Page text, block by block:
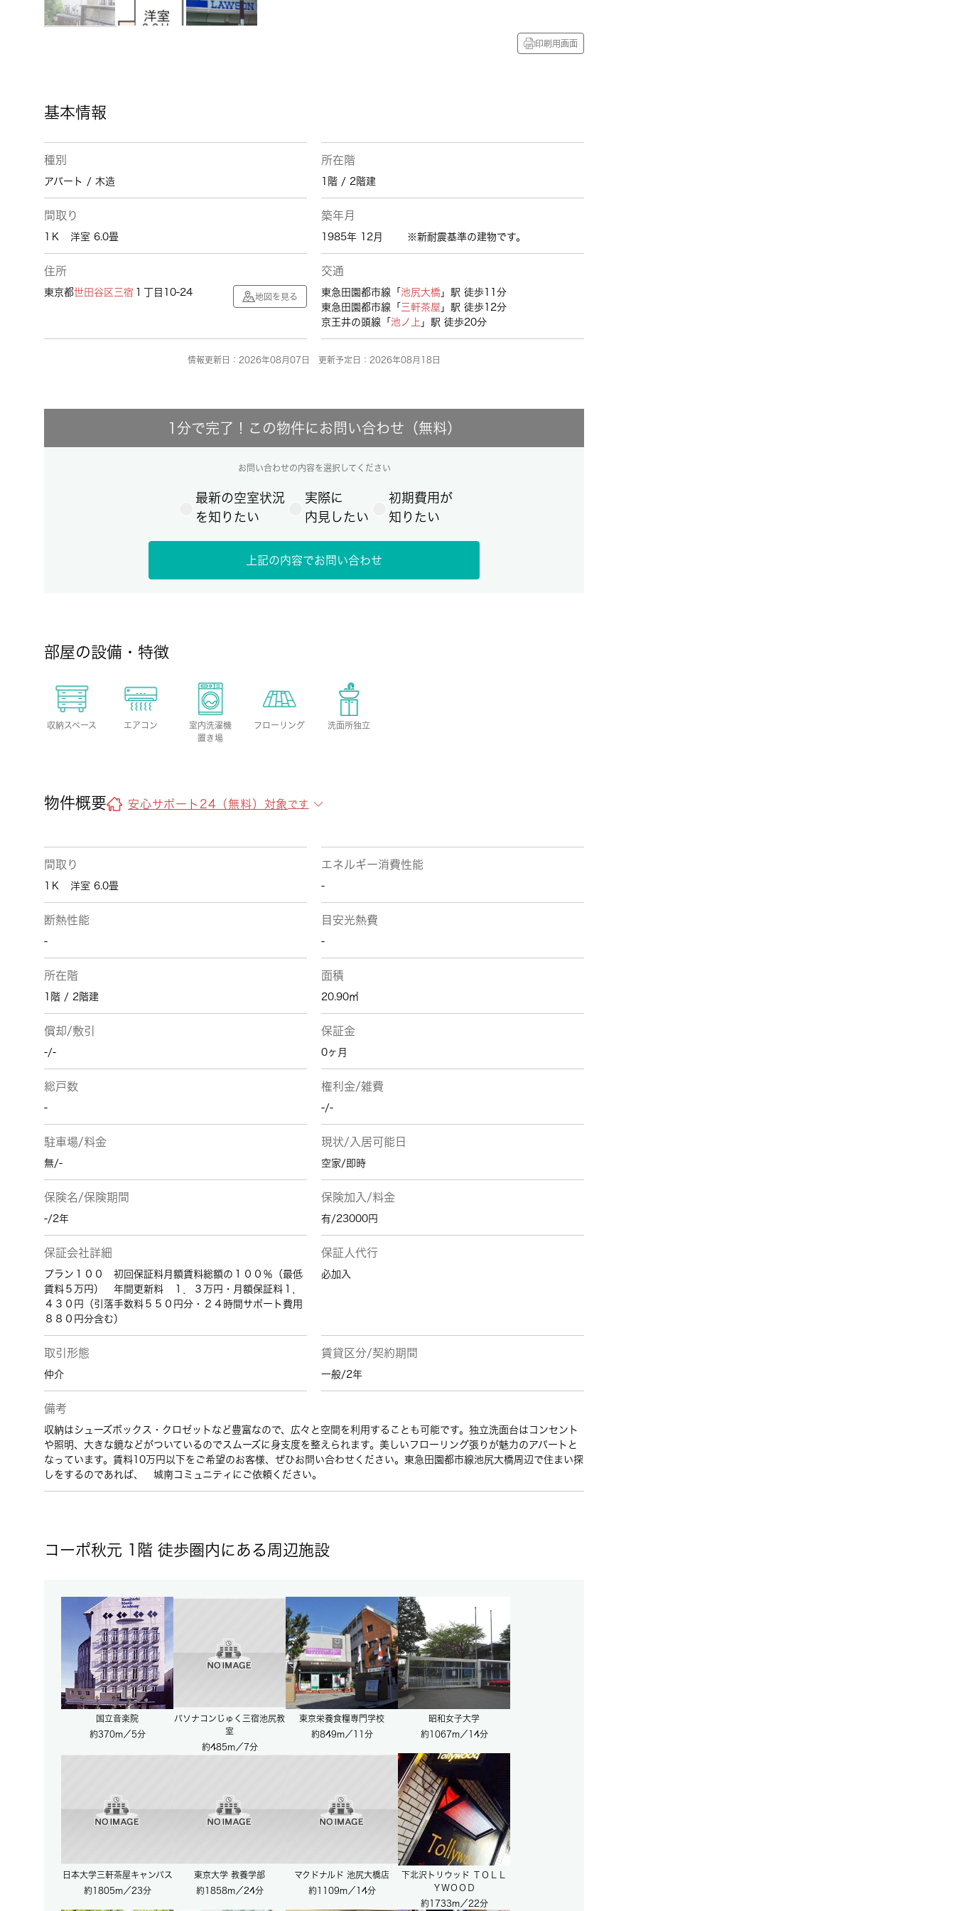
印刷用画面
基本情報
種別
アパート / 木造
所在階
1階 / 2階建
間取り
1Ｋ 洋室 6.0畳
築年月
1985年 12月 ※新耐震基準の建物です。
住所
東京都世田谷区 三宿 １丁目10-24 地図を見る
交通
東急田園都市線「 池尻大橋 」駅 徒歩11分
東急田園都市線「 三軒茶屋 」駅 徒歩12分
京王井の頭線「 池ノ上 」駅 徒歩20分
情報更新日：2026年08月07日 更新予定日：2026年08月18日
1分で完了！この物件にお問い合わせ（無料）
お問い合わせの内容を選択してください
最新の空室状況
を知りたい
実際に
内見したい
初期費用が
知りたい
上記の内容でお問い合わせ
部屋の設備・特徴
収納スペース エアコン
室内洗濯機
置き場
フローリング 洗面所独立
物件概要 安心サポート24（無料）対象 です
間取り
1Ｋ 洋室 6.0畳
エネルギー消費性能
-
断熱性能
-
目安光熱費
-
所在階
1階 / 2階建
面積
20.90㎡
償却/敷引
-/-
保証金
0ヶ月
総戸数
-
権利金/雑費
-/-
駐車場/料金
無/-
現状/入居可能日
空家/即時
保険名/保険期間
-/2年
保険加入/料金
有/23000円
保証会社詳細
プラン１００ 初回保証料月額賃料総額の１００％（最低
賃料５万円） 年間更新料 １．３万円・月額保証料１，
４３０円（引落手数料５５０円分・２４時間サポート費用
８８０円分含む）
保証人代行
必加入
取引形態
仲介
賃貸区分/契約期間
一般/2年
備考
収納はシューズボックス・クロゼットなど豊富なので、広々と空間を利用することも可能です。独立洗面台はコンセント
や照明、大きな鏡などがついているのでスムーズに身支度を整えられます。美しいフローリング張りが魅力のアパートと
なっています。賃料10万円以下をご希望のお客様、ぜひお問い合わせください。東急田園都市線池尻大橋周辺で住まい探
しをするのであれば、 城南コミュニティにご依頼ください。
コーポ秋元 1階 徒歩圏内にある周辺施設
国立音楽院
約370m／5分
パソナコンじゅく三宿池尻教
室
約485m／7分
東京栄養食糧専門学校
約849m／11分
昭和女子大学
約1067m／14分
日本大学三軒茶屋キャンパス
約1805m／23分
東京大学 教養学部
約1858m／24分
マクドナルド 池尻大橋店
約1109m／14分
下北沢トリウッド ＴＯＬＬ
ＹＷＯＯＤ
約1733m／22分